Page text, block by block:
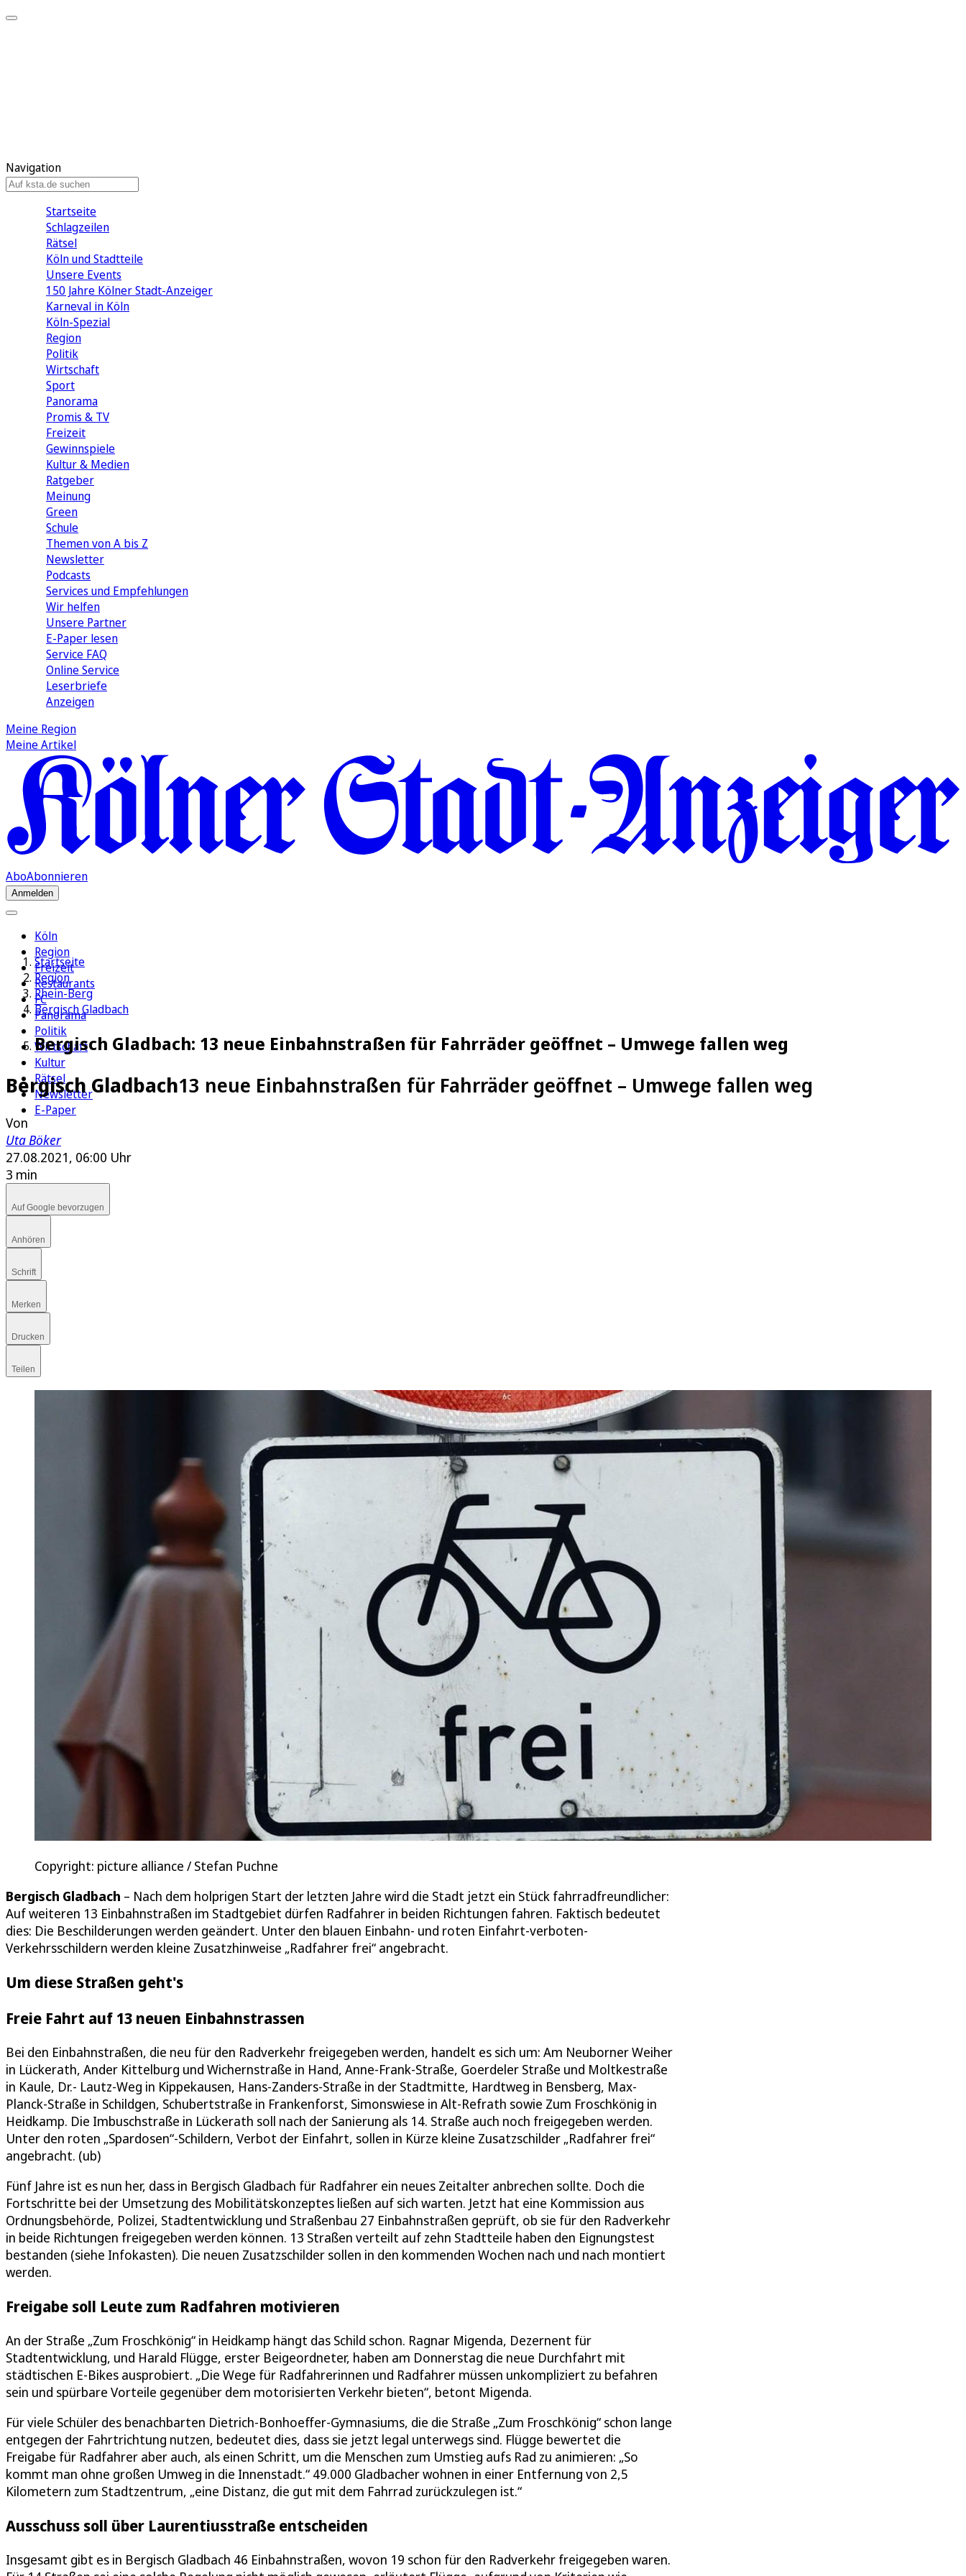
Navigation
Startseite
Schlagzeilen
Rätsel
Köln und Stadtteile
Unsere Events
150 Jahre Kölner Stadt-Anzeiger
Karneval in Köln
Köln-Spezial
Region
Politik
Wirtschaft
Sport
Panorama
Promis & TV
Freizeit
Gewinnspiele
Kultur & Medien
Ratgeber
Meinung
Green
Schule
Themen von A bis Z
Newsletter
Podcasts
Services und Empfehlungen
Wir helfen
Unsere Partner
E-Paper lesen
Service FAQ
Online Service
Leserbriefe
Anzeigen
Meine Region
Meine Artikel
AboAbonnieren
Anmelden
Köln
Region
Freizeit
Restaurants
FC
Panorama
Politik
Wirtschaft
Kultur
Rätsel
Newsletter
E-Paper
Startseite
Region
Rhein-Berg
Bergisch Gladbach
Bergisch Gladbach: 13 neue Einbahnstraßen für Fahrräder geöffnet – Umwege fallen weg
Bergisch Gladbach13 neue Einbahnstraßen für Fahrräder geöffnet – Umwege fallen weg
Von
Uta Böker
27.08.2021, 06:00 Uhr
3 min
Auf Google bevorzugen
Anhören
Schrift
Merken
Drucken
Teilen
Copyright: picture alliance / Stefan Puchne
Bergisch Gladbach – Nach dem holprigen Start der letzten Jahre wird die Stadt jetzt ein Stück fahrradfreundlicher:
Auf weiteren 13 Einbahnstraßen im Stadtgebiet dürfen Radfahrer in beiden Richtungen fahren. Faktisch bedeutet
dies: Die Beschilderungen werden geändert. Unter den blauen Einbahn- und roten Einfahrt-verboten-
Verkehrsschildern werden kleine Zusatzhinweise „Radfahrer frei“ angebracht.
Um diese Straßen geht's
Freie Fahrt auf 13 neuen Einbahnstrassen
Bei den Einbahnstraßen, die neu für den Radverkehr freigegeben werden, handelt es sich um: Am Neuborner Weiher
in Lückerath, Ander Kittelburg und Wichernstraße in Hand, Anne-Frank-Straße, Goerdeler Straße und Moltkestraße
in Kaule, Dr.- Lautz-Weg in Kippekausen, Hans-Zanders-Straße in der Stadtmitte, Hardtweg in Bensberg, Max-
Planck-Straße in Schildgen, Schubertstraße in Frankenforst, Simonswiese in Alt-Refrath sowie Zum Froschkönig in
Heidkamp. Die Imbuschstraße in Lückerath soll nach der Sanierung als 14. Straße auch noch freigegeben werden.
Unter den roten „Spardosen“-Schildern, Verbot der Einfahrt, sollen in Kürze kleine Zusatzschilder „Radfahrer frei“
angebracht. (ub)
Fünf Jahre ist es nun her, dass in Bergisch Gladbach für Radfahrer ein neues Zeitalter anbrechen sollte. Doch die
Fortschritte bei der Umsetzung des Mobilitätskonzeptes ließen auf sich warten. Jetzt hat eine Kommission aus
Ordnungsbehörde, Polizei, Stadtentwicklung und Straßenbau 27 Einbahnstraßen geprüft, ob sie für den Radverkehr
in beide Richtungen freigegeben werden können. 13 Straßen verteilt auf zehn Stadtteile haben den Eignungstest
bestanden (siehe Infokasten). Die neuen Zusatzschilder sollen in den kommenden Wochen nach und nach montiert
werden.
Freigabe soll Leute zum Radfahren motivieren
An der Straße „Zum Froschkönig“ in Heidkamp hängt das Schild schon. Ragnar Migenda, Dezernent für
Stadtentwicklung, und Harald Flügge, erster Beigeordneter, haben am Donnerstag die neue Durchfahrt mit
städtischen E-Bikes ausprobiert. „Die Wege für Radfahrerinnen und Radfahrer müssen unkompliziert zu befahren
sein und spürbare Vorteile gegenüber dem motorisierten Verkehr bieten“, betont Migenda.
Für viele Schüler des benachbarten Dietrich-Bonhoeffer-Gymnasiums, die die Straße „Zum Froschkönig“ schon lange
entgegen der Fahrtrichtung nutzen, bedeutet dies, dass sie jetzt legal unterwegs sind. Flügge bewertet die
Freigabe für Radfahrer aber auch, als einen Schritt, um die Menschen zum Umstieg aufs Rad zu animieren: „So
kommt man ohne großen Umweg in die Innenstadt.“ 49.000 Gladbacher wohnen in einer Entfernung von 2,5
Kilometern zum Stadtzentrum, „eine Distanz, die gut mit dem Fahrrad zurückzulegen ist.“
Ausschuss soll über Laurentiusstraße entscheiden
Insgesamt gibt es in Bergisch Gladbach 46 Einbahnstraßen, wovon 19 schon für den Radverkehr freigegeben waren.